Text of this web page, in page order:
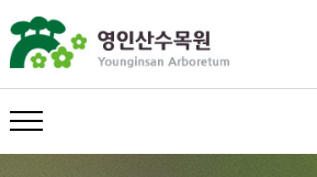
메뉴 열기